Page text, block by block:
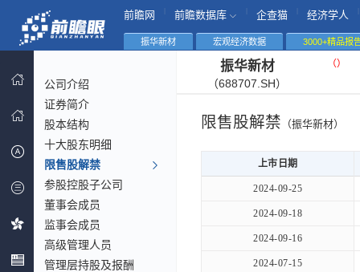
前瞻网 前瞻数据库 企查猫 经济学人
振华新材 宏观经济数据 3000+精品报
公司介绍
证券简介
股本结构
十大股东明细
限售股解禁
参股控股子公司
董事会成员
监事会成员
高级管理人员
管理层持股及报酬
振华新材
（688707.SH）
（）
限售股解禁 （振华新材）
上市日期
2024-09-25
2024-09-18
2024-09-16
2024-07-15